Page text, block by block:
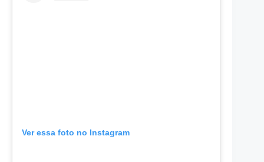
Ver essa foto no Instagram